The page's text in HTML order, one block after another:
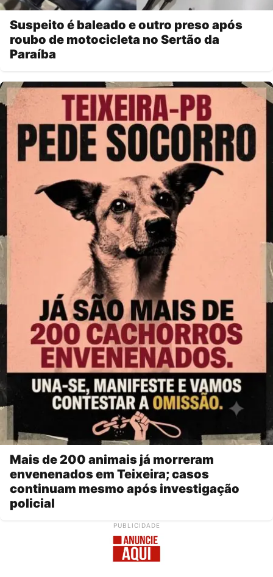
Suspeito é baleado e outro preso após
roubo de motocicleta no Sertão da
Paraíba
Mais de 200 animais já morreram
envenenados em Teixeira; casos
continuam mesmo após investigação
policial
PUBLICIDADE